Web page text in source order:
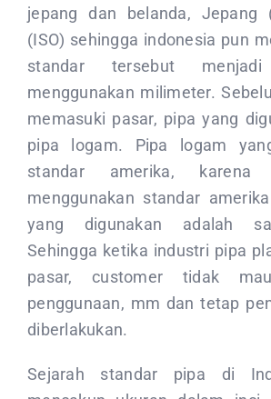
jepang dan belanda, Jepang
(ISO) sehingga indonesia pun
standar tersebut
menggunakan milimeter.
memasuki pasar, pipa yang
pipa logam. Pipa logam
standar amerika,
menggunakan standar
yang digunakan adalah
Sehingga ketika industri pipa
pasar, customer tidak
penggunaan, mm dan tetap
diberlakukan.
Sejarah standar pipa di